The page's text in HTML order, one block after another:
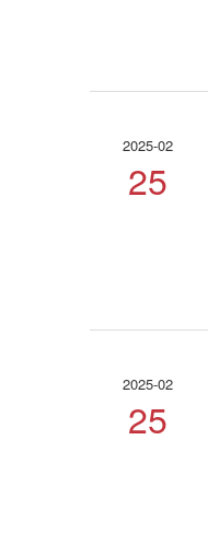
2025-02
25
2025-02
25